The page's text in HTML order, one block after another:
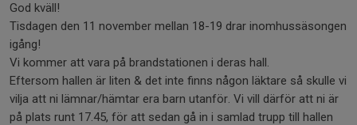
God kväll!
Tisdagen den 11 november mellan 18-19 drar inomhussäsongen
igång!
Vi kommer att vara på brandstationen i deras hall.
Eftersom hallen är liten & det inte finns någon läktare så skulle vi
vilja att ni lämnar/hämtar era barn utanför. Vi vill därför att ni är
på plats runt 17.45, för att sedan gå in i samlad trupp till hallen